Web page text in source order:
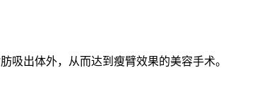
吸出体外，从而达到瘦臂效果的美容手术。